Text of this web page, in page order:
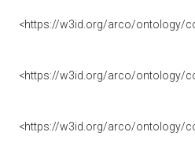
<https://w3id.org/arco/ontology/
<https://w3id.org/arco/ontology/
<https://w3id.org/arco/ontology/